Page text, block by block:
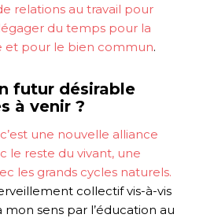
relations au travail pour
du temps pour la
et pour le bien commun.
futur désirable
à venir ?
une nouvelle alliance
le reste du vivant, une
les grands cycles naturels.
collectif vis-à-vis
mon sens par l’éducation au